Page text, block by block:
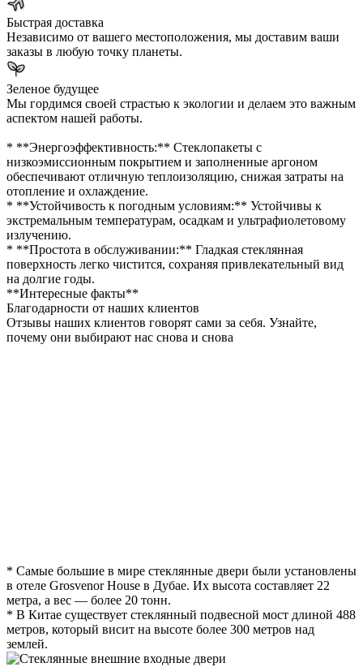
Быстрая доставка
Независимо от вашего местоположения, мы доставим ваши
заказы в любую точку планеты.
Зеленое будущее
Мы гордимся своей страстью к экологии и делаем это важным
аспектом нашей работы.
* **Энергоэффективность:** Стеклопакеты с
низкоэмиссионным покрытием и заполненные аргоном
обеспечивают отличную теплоизоляцию, снижая затраты на
отопление и охлаждение.
* **Устойчивость к погодным условиям:** Устойчивы к
экстремальным температурам, осадкам и ультрафиолетовому
излучению.
* **Простота в обслуживании:** Гладкая стеклянная
поверхность легко чистится, сохраняя привлекательный вид
на долгие годы.
**Интересные факты**
Благодарности от наших клиентов
Отзывы наших клиентов говорят сами за себя. Узнайте,
почему они выбирают нас снова и снова
* Самые большие в мире стеклянные двери были установлены
в отеле Grosvenor House в Дубае. Их высота составляет 22
метра, а вес — более 20 тонн.
* В Китае существует стеклянный подвесной мост длиной 488
метров, который висит на высоте более 300 метров над
землей.